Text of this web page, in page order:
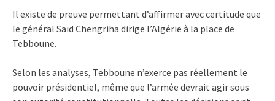
Il existe de preuve permettant d’affirmer avec certitude que
le général Saïd Chengriha dirige l’Algérie à la place de
Tebboune.
Selon les analyses, Tebboune n’exerce pas réellement le
pouvoir présidentiel, même que l’armée devrait agir sous